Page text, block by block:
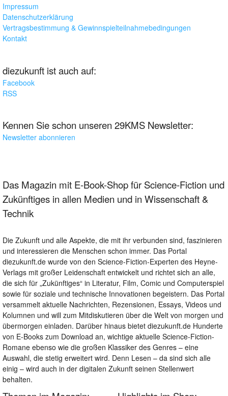
Impressum
Datenschutzerklärung
Vertragsbestimmung & Gewinnspielteilnahmebedingungen
Kontakt
diezukunft ist auch auf:
Facebook
RSS
Kennen Sie schon unseren 29KMS Newsletter:
Newsletter abonnieren
Das Magazin mit E-Book-Shop für Science-Fiction und
Zukünftiges in allen Medien und in Wissenschaft &
Technik
Die Zukunft und alle Aspekte, die mit ihr verbunden sind, faszinieren
und interessieren die Menschen schon immer. Das Portal
diezukunft.de wurde von den Science-Fiction-Experten des Heyne-
Verlags mit großer Leidenschaft entwickelt und richtet sich an alle,
die sich für „Zukünftiges“ in Literatur, Film, Comic und Computerspiel
sowie für soziale und technische Innovationen begeistern. Das Portal
versammelt aktuelle Nachrichten, Rezensionen, Essays, Videos und
Kolumnen und will zum Mitdiskutieren über die Welt von morgen und
übermorgen einladen. Darüber hinaus bietet diezukunft.de Hunderte
von E-Books zum Download an, wichtige aktuelle Science-Fiction-
Romane ebenso wie die großen Klassiker des Genres – eine
Auswahl, die stetig erweitert wird. Denn Lesen – da sind sich alle
einig – wird auch in der digitalen Zukunft seinen Stellenwert
behalten.